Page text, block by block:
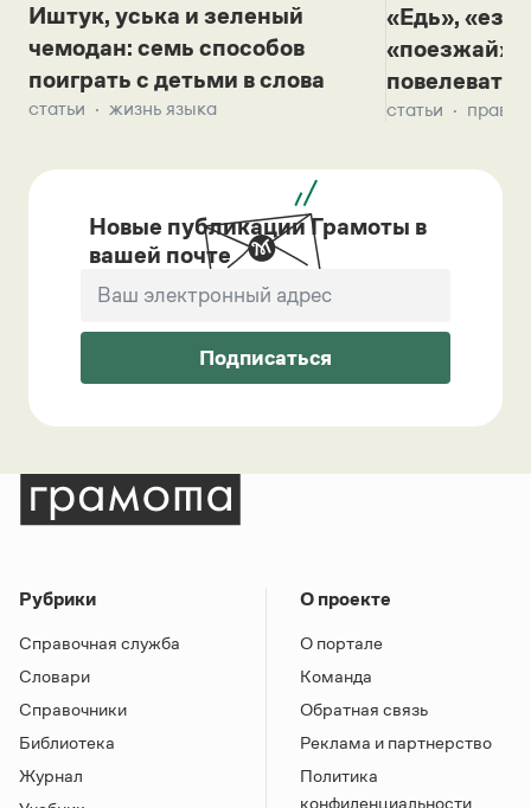
Иштук, уська и зеленый
чемодан: семь способов
поиграть с детьми в слова
статьи жизнь языка
«Едь»,
«поезжай»?
повелевать
статьи
Новые публикации Грамоты в
вашей почте
Подписаться
Рубрики
Справочная служба
Словари
Справочники
Библиотека
Журнал
О проекте
О портале
Команда
Обратная связь
Реклама и партнерство
Политика
конфиденциальности